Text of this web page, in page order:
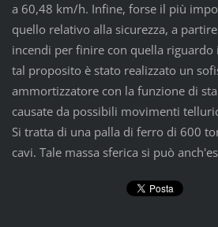
a 60,48 km/h. Infine, forse il più
quello relativo alla sicurezza, a
incendi per finire con quella
tal proposito è stato realizzato un
ammortizzatore con la funzione di
causate da possibili movimenti
Si tratta di una palla di ferro di 600
cavi. Tale massa sferica si può